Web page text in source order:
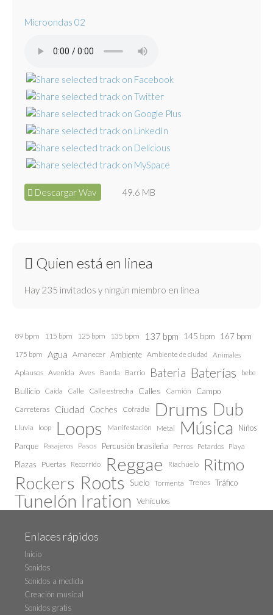
Microondas 02
Descargar Wav 49.6 MB
Quien está en linea
Hay 235 invitados y ningún miembro en línea
89 bpm 115 bpm 125 bpm 135 bpm 137 bpm 145 bpm 167 bpm
175 bpm Agua Amanecer Ambiente Ambiente de ciudad Animales
Aplausos Avenida Aves Banda Barrio Bateria Baterías bebe
Bullicio Caida Calle Calle estrecha Calles Camión Campo
Carreteras Ciudad Coches Cofradía Drums Dub
Lluvia loop Loops Manifestación Metal Música
Niños
Parque Pasajeros Pasos Percusión brasileña Perros Petardos Playa
Plazas Puertas Recorrido Reggae Riachuelo Ritmo
Rockers Roots Suelo Tormenta Trenes Tráfico
Tunelón Iration Vehículos
Enlaces rápidos
Inicio
Sonidos
Sonidos a medida
Creación musical
Sonidos gratis